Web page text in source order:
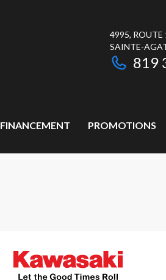
4995, ROUTE
SAINTE-
819
FINANCEMENT PROMOTIONS